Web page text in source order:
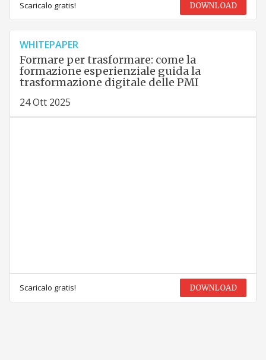
Scaricalo gratis! DOWNLOAD
WHITEPAPER
Formare per trasformare: come la
formazione esperienziale guida la
trasformazione digitale delle PMI
24 Ott 2025
Scaricalo gratis! DOWNLOAD